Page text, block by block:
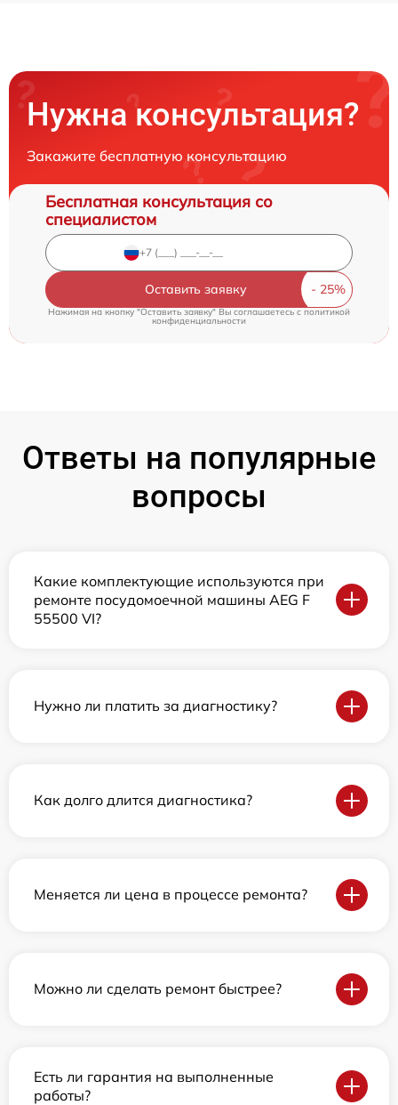
Нужна консультация?
Закажите бесплатную консультацию
Бесплатная консультация со
специалистом
Оставить заявку
Нажимая на кнопку "Оставить заявку" Вы соглашаетесь cполитикой
конфиденциальности
Ответы на популярные
вопросы
Какие комплектующие используются при
ремонте посудомоечной машины AEG F
55500 VI?
Нужно ли платить за диагностику?
Как долго длится диагностика?
Меняется ли цена в процессе ремонта?
Можно ли сделать ремонт быстрее?
Есть ли гарантия на выполненные
работы?